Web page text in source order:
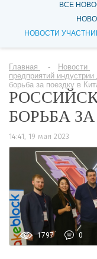
ВСЕ
НОВОСТИ
Главная Новости
предприятий индустрии
борьба за поездку в
БОРЬБА
14:41, 19 мая 2023
1797 0